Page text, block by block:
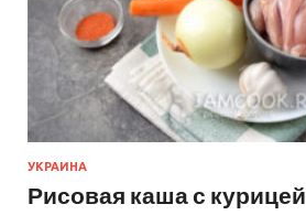
УКРАИНА
Рисовая каша с курицей